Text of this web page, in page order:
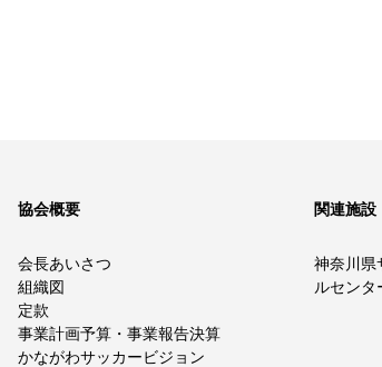
協会概要
会長あいさつ
組織図
定款
事業計画予算・事業報告決算
かながわサッカービジョン
関連施設
神奈川県
ルセンタ